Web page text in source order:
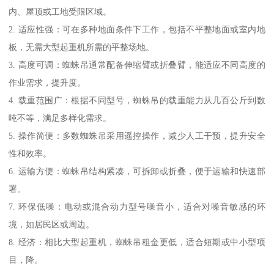
内、屋顶或工地受限区域。
2. 适应性强：可在多种地面条件下工作，包括不平整地面或室内地
板，无需大型起重机所需的平整场地。
3. 高度可调：蜘蛛吊通常配备伸缩臂或折叠臂，能适应不同高度的
作业需求，提升度。
4. 载重范围广：根据不同型号，蜘蛛吊的载重能力从几百公斤到数
吨不等，满足多样化需求。
5. 操作简便：多数蜘蛛吊采用遥控操作，减少人工干预，提升安全
性和效率。
6. 运输方便：蜘蛛吊结构紧凑，可拆卸或折叠，便于运输和快速部
署。
7. 环保低噪：电动或混合动力型号噪音小，适合对噪音敏感的环
境，如居民区或周边。
8. 经济：相比大型起重机，蜘蛛吊租金更低，适合短期或中小型项
目，降。